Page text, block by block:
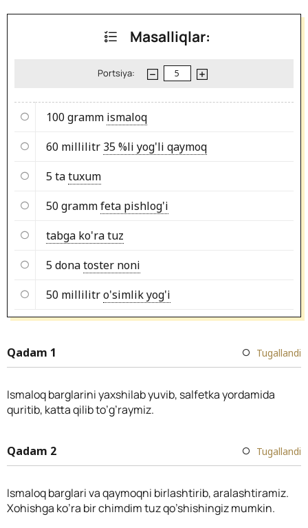
Masalliqlar:
Portsiya:
100 gramm ismaloq
60 millilitr 35 %li yog'li qaymoq
5 tatuxum
50 grammfeta pishlog'i
tabga ko'ra tuz
5 donatoster noni
50 millilitro'simlik yog'i
Qadam 1 Tugallandi
Ismaloq barglarini yaxshilab yuvib, salfetka yordamida
quritib, katta qilib to’g’raymiz.
Qadam 2 Tugallandi
Ismaloq barglari va qaymoqni birlashtirib, aralashtiramiz.
Xohishga ko’ra bir chimdim tuz qo’shishingiz mumkin.